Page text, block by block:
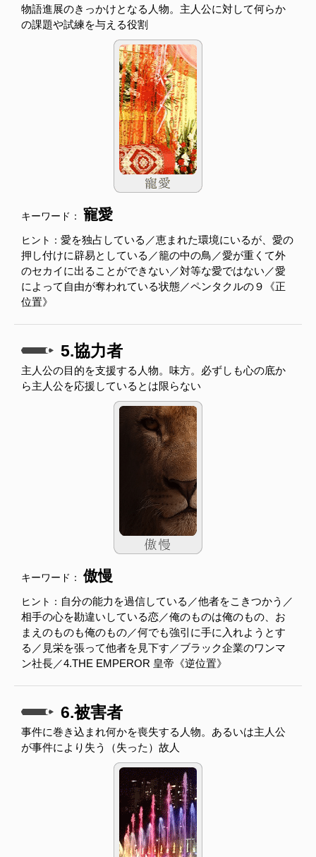
物語進展のきっかけとなる人物。主人公に対して何らか
の課題や試練を与える役割
キーワード： 寵愛
ヒント： 愛を独占している／恵まれた環境にいるが、愛の
押し付けに辟易としている／籠の中の鳥／愛が重くて外
のセカイに出ることができない／対等な愛ではない／愛
によって自由が奪われている状態／ペンタクルの９《正
位置》
5.協力者
主人公の目的を支援する人物。味方。必ずしも心の底か
ら主人公を応援しているとは限らない
キーワード： 傲慢
ヒント： 自分の能力を過信している／他者をこきつかう／
相手の心を勘違いしている恋／俺のものは俺のもの、お
まえのものも俺のもの／何でも強引に手に入れようとす
る／見栄を張って他者を見下す／ブラック企業のワンマ
ン社長／4.THE EMPEROR 皇帝《逆位置》
6.被害者
事件に巻き込まれ何かを喪失する人物。あるいは主人公
が事件により失う（失った）故人